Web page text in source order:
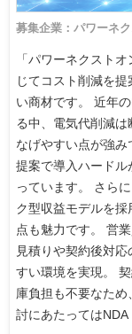
募集企業：パワーネ
「パワーネクスト
じてコスト削減を
い商材です。 近年
る中、電気代削減
なげやすい点が強
提案で導入ハード
っています。 さら
ク型収益モデルを
点も魅力です。 営
見積りや契約後対
すい環境を実現。
庫負担も不要なた
討にあたってはNDA